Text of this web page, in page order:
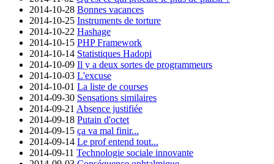
2014-10-28 Bonnes vacances
2014-10-25 Instruments de torture
2014-10-22 Hashage
2014-10-15 PHP Framework
2014-10-14 Statistiques Hadopi
2014-10-09 Il y a deux sortes de programmeurs
2014-10-03 L'excuse
2014-10-01 La liste de courses
2014-09-30 Sensations similaires
2014-09-21 Absence justifiée
2014-09-18 Putain d'octet
2014-09-15 ça va mal finir...
2014-09-14 Le prof entend tout...
2014-09-11 Technologie sociale innovante